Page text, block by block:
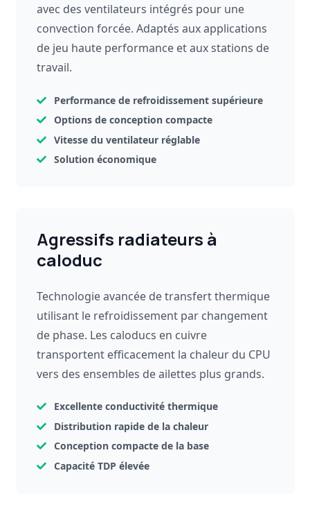
avec des ventilateurs intégrés pour une
convection forcée. Adaptés aux applications
de jeu haute performance et aux stations de
travail.
Performance de refroidissement supérieure
Options de conception compacte
Vitesse du ventilateur réglable
Solution économique
Agressifs radiateurs à
caloduc
Technologie avancée de transfert thermique
utilisant le refroidissement par changement
de phase. Les caloducs en cuivre
transportent efficacement la chaleur du CPU
vers des ensembles de ailettes plus grands.
Excellente conductivité thermique
Distribution rapide de la chaleur
Conception compacte de la base
Capacité TDP élevée